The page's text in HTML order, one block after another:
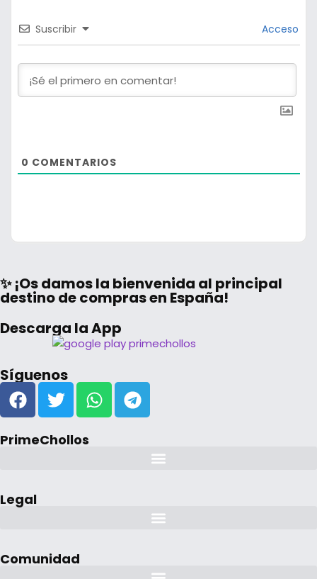
Suscribir Acceso
0 COMENTARIOS
✨ ¡Os damos la bienvenida al principal
destino de compras en España!
Descarga la App
Síguenos
PrimeChollos
Legal
Comunidad